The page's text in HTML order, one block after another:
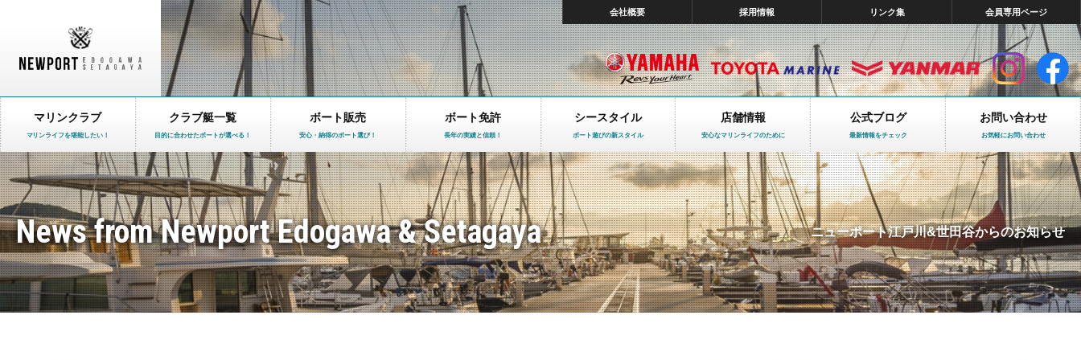
会社概要 採用情報 リンク集 会員専用ページ
マリンクラブ
マリンライフを堪能したい！
クラブ艇一覧
目的に合わせたボートが選べる！
ボート販売
安心・納得のボート選び！
ボート免許
長年の実績と信頼！
シースタイル
ボート遊びの新スタイル
店舗情報
安心なマリンライフのために
公式ブログ
最新情報をチェック
お問い合わせ
お気軽にお問い合わせ
News from Newport Edogawa & Setagaya ニューポート江戸川&世田谷からのお知らせ